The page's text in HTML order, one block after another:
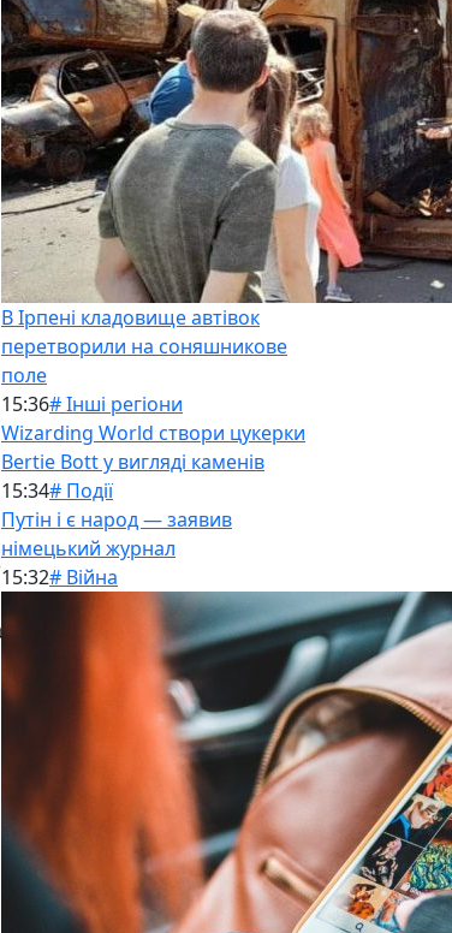
В Ірпені кладовище автівок
перетворили на соняшникове
поле
15:36# Інші регіони
Wizarding World створи цукерки
Bertie Bott у вигляді каменів
15:34# Події
Путін і є народ — заявив
німецький журнал
15:32# Війна